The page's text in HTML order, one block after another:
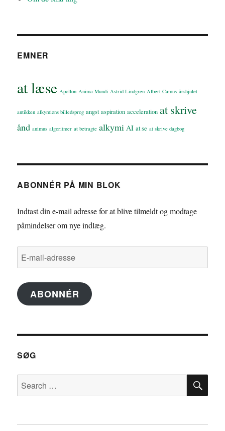
EMNER
at læse Apollon Anima Mundi Astrid Lindgren Albert Camus årshjulet
antikken alkymiens billedsprog angst aspiration acceleration at skrive
ånd animus algoritmer at betragte alkymi AI at se at skrive dagbog
ABONNÉR PÅ MIN BLOK
Indtast din e-mail adresse for at blive tilmeldt og modtage
påmindelser om nye indlæg.
E-
mail-
adresse
ABONNÉR
SØG
Search
for: